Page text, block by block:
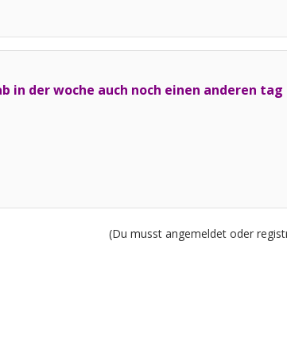
in der woche auch noch einen anderen
(Du musst angemeldet oder